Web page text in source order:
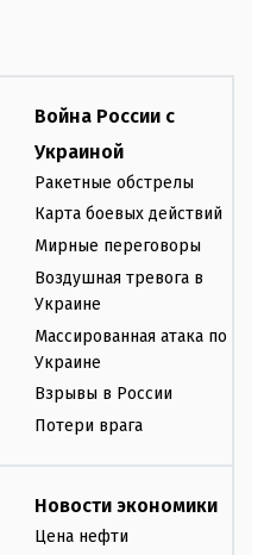
Война России с
Украиной
Ракетные обстрелы
Карта боевых действий
Мирные переговоры
Воздушная тревога в
Украине
Массированная атака по
Украине
Взрывы в России
Потери врага
Новости экономики
Цена нефти